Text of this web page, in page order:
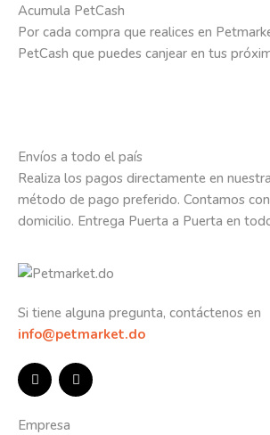
Acumula PetCash
Por cada compra que realices en
PetCash que puedes canjear en tus
Envíos a todo el país
Realiza los pagos directamente en
método de pago preferido. Contamos
domicilio. Entrega Puerta a Puerta en
Si tiene alguna pregunta, contáctenos en
info@petmarket.do
Empresa